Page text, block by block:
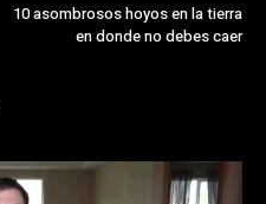
10 asombrosos hoyos en la tierra
en donde no debes caer